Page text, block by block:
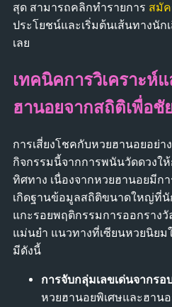
สุด สามารถคลิกทำรายการ สมั
ประโยชน์และเริ่มต้นเส้นทางนัก
เลย
เทคนิคการวิเคราะห์
ฮานอยจากสถิติเพื่อชั
การเสี่ยงโชคกับหวยฮานอยอย่า
กิจกรรมนี้จากการพนันวัดดวงใ
ทิศทาง เนื่องจากหวยฮานอยมีก
เกิดฐานข้อมูลสถิติขนาดใหญ่ที่
แกะรอยพฤติกรรมการออกราง
แม่นยำ แนวทางที่เซียนหวยนิยม
มีดังนี้
การจับกลุ่มเลขเด่นจากร
หวยฮานอยพิเศษและฮาน